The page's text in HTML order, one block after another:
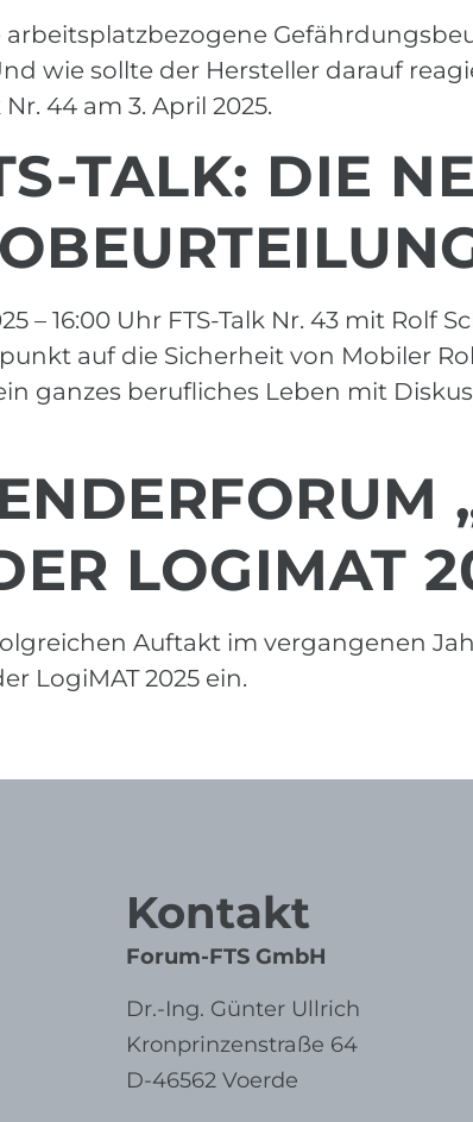
arbeitsplatzbezogene
wie sollte der Hersteller darauf
44 am 3. April 2025.
TALK: DIE
– 16:00 Uhr FTS-Talk Nr. 43 mit
auf die Sicherheit von Mobiler
ganzes berufliches Leben mit
LOGIMAT
Auftakt im vergangenen
LogiMAT 2025 ein.
Kontakt
Forum-FTS GmbH
Dr.-Ing. Günter Ullrich
Kronprinzenstraße 64
D-46562 Voerde